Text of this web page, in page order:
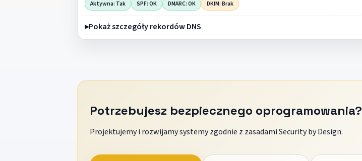
Aktywna: Tak SPF: OK DMARC: OK DKIM: Brak
Pokaż szczegóły rekordów DNS
Potrzebujesz bezpiecznego oprogramowania?
Projektujemy i rozwijamy systemy zgodnie z zasadami Security by Design.